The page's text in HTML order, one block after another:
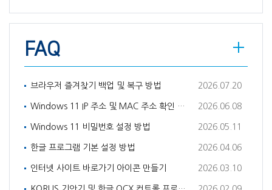
FAQ
브라우저 즐겨찾기 백업 및 복구 방법 2026.07.20
Windows 11 IP 주소 및 MAC 주소 확인 방법 2026.06.08
Windows 11 비밀번호 설정 방법 2026.05.11
한글 프로그램 기본 설정 방법 2026.04.06
인터넷 사이트 바로가기 아이콘 만들기 2026.03.10